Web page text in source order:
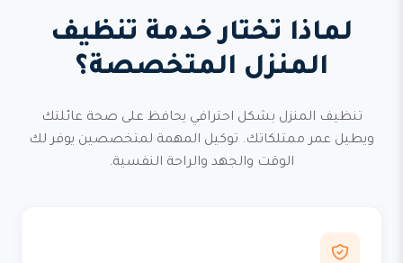
لماذا تختار خدمة تنظيف
المنزل المتخصصة؟
تنظيف المنزل بشكل احترافي يحافظ على صحة عائلتك
ويطيل عمر ممتلكاتك. توكيل المهمة لمتخصصين يوفر لك
الوقت والجهد والراحة النفسية.